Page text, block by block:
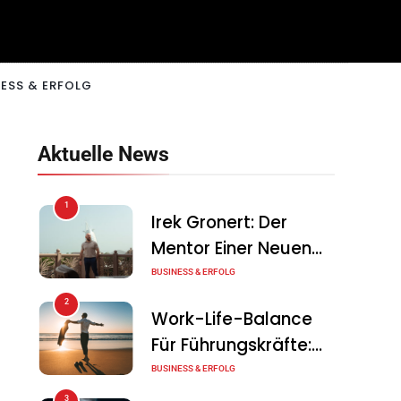
& ERFOLG
Aktuelle News
1
Irek Gronert: Der
Mentor Einer Neuen
Generation Von
BUSINESS & ERFOLG
2
Work-Life-Balance
Für Führungskräfte:
Illusion Oder Echte
BUSINESS & ERFOLG
3